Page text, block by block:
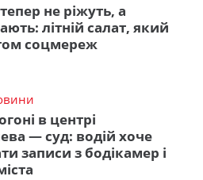
не ріжуть, а
літній салат, який
соцмереж
в центрі
— суд: водій хоче
записи з бодікамер і